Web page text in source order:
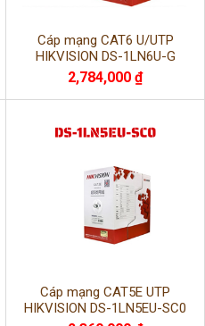
Cáp mạng CAT6 U/UTP
HIKVISION DS-1LN6U-G
2,784,000 ₫
Cáp mạng CAT5E UTP
HIKVISION DS-1LN5EU-SC0